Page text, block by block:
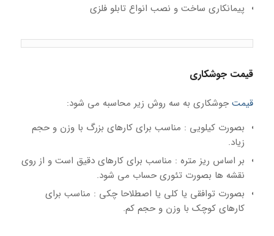
پیمانکاری ساخت و نصب انواع تابلو فلزی
قیمت جوشکاری
قیمت جوشکاری به سه روش زیر محاسبه می شود:
بصورت کیلویی : مناسب برای کارهای بزرگ با وزن و حجم
زیاد.
بر اساس ریز متره : مناسب برای کارهای دقیق است و از روی
نقشه ها بصورت تئوری حساب می شود.
بصورت توافقی یا کلی یا اصطلاحا چکی : مناسب برای
کارهای کوچک با وزن و حجم کم.